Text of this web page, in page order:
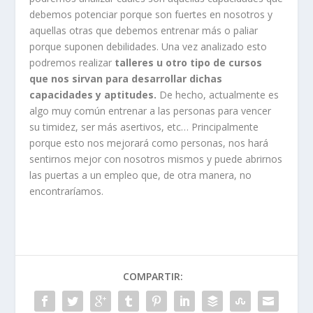
debemos potenciar porque son fuertes en nosotros y
aquellas otras que debemos entrenar más o paliar
porque suponen debilidades. Una vez analizado esto
podremos realizar talleres u otro tipo de cursos
que nos sirvan para desarrollar dichas
capacidades y aptitudes. De hecho, actualmente es
algo muy común entrenar a las personas para vencer
su timidez, ser más asertivos, etc… Principalmente
porque esto nos mejorará como personas, nos hará
sentirnos mejor con nosotros mismos y puede abrirnos
las puertas a un empleo que, de otra manera, no
encontraríamos.
COMPARTIR: